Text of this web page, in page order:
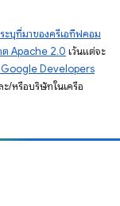
ะบุที่มาของครีเอทีฟคอม
Apache 2.0 เว้นแต่จะ
Google Developers
/หรือบริษัทในเครือ